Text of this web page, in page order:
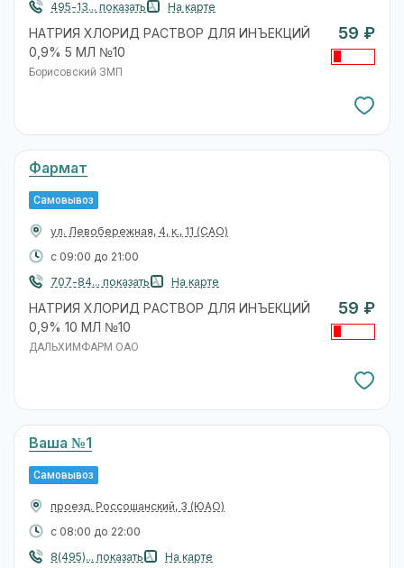
495-13... показать
На карте
НАТРИЯ ХЛОРИД РАСТВОР ДЛЯ ИНЪЕКЦИЙ
0,9% 5 МЛ №10
Борисовский ЗМП
59 ₽
Фармат
Самовывоз
ул. Левобережная, 4, к., 11 (САО)
с 09:00 до 21:00
707-84... показать
На карте
НАТРИЯ ХЛОРИД РАСТВОР ДЛЯ ИНЪЕКЦИЙ
0,9% 10 МЛ №10
ДАЛЬХИМФАРМ ОАО
59 ₽
Ваша №1
Самовывоз
проезд. Россошанский, 3 (ЮАО)
с 08:00 до 22:00
8(495)... показать
На карте